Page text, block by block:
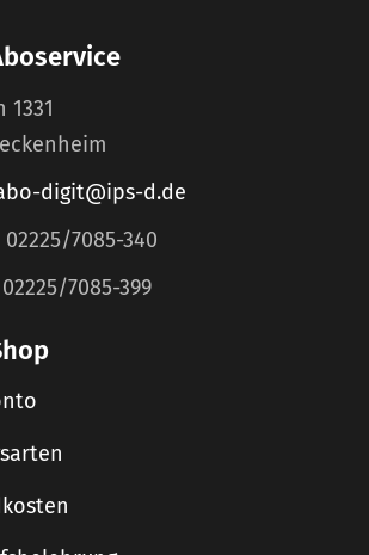
1331
digit@ips-d.de
7085-340
7085-399